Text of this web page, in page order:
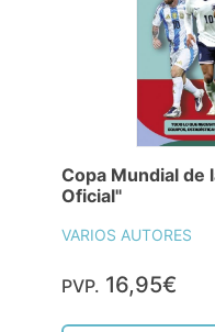
Copa Mundial de
Oficial"
VARIOS AUTORES
PVP. 16,95€